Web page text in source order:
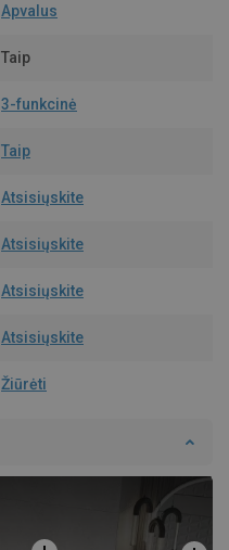
Apvalus
Taip
3-funkcinė
Taip
Atsisiųskite
Atsisiųskite
Atsisiųskite
Atsisiųskite
Žiūrėti